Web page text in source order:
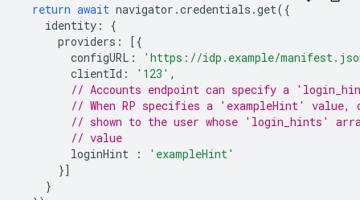
return await navigator .credentials .get({
identity :
{
providers :
[{
configURL :
'https://idp.example/
clientId : '123' ,
// Accounts endpoint can specify a
// When RP specifies a 'exampleHint' value,
// shown to the user whose 'login_hints'
// value
loginHint
:
'exampleHint'
}]
}